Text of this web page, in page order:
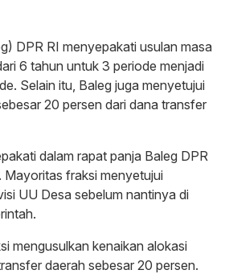
DPR RI menyepakati usulan masa
6 tahun untuk 3 periode menjadi
Selain itu, Baleg juga menyetujui
20 persen dari dana transfer
dalam rapat panja Baleg DPR
fraksi menyetujui
UU Desa sebelum nantinya di
mengusulkan kenaikan alokasi
daerah sebesar 20 persen.